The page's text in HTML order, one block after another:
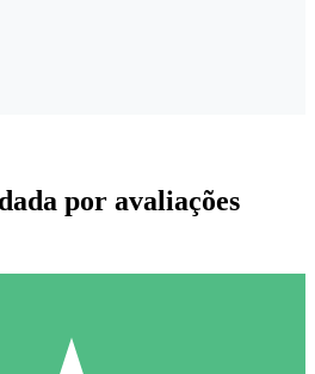
por avaliações